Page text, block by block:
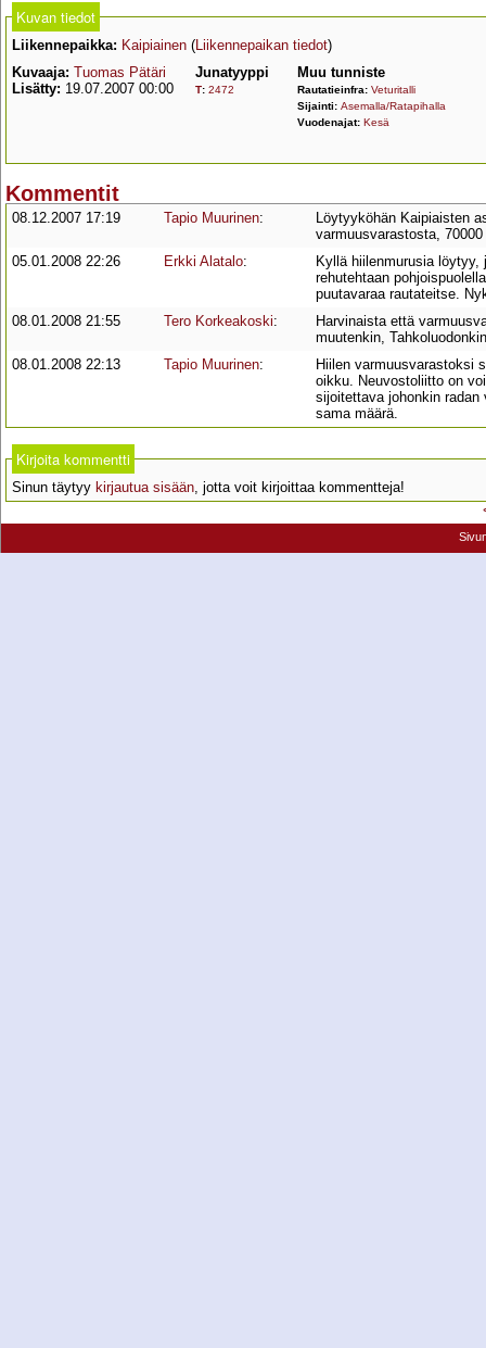
Kuvan tiedot
Liikennepaikka: Kaipiainen (Liikennepaikan tiedot)
Kuvaaja: Tuomas Pätäri
Lisätty: 19.07.2007 00:00
Junatyyppi
T: 2472
Muu tunniste
Rautatieinfra: Veturitalli
Sijainti: Asemalla/Ratapihalla
Vuodenajat: Kesä
Kommentit
08.12.2007 17:19 Tapio Muurinen:
Löytyyköhän Kaipiaisten
varmuusvarastosta,
05.01.2008 22:26
Erkki Alatalo:
Kyllä hiilenmurusia
rehutehtaan
puutavaraa rautateitse.
08.01.2008 21:55
Tero Korkeakoski:
Harvinaista että
muutenkin,
08.01.2008 22:13
Tapio Muurinen:
Hiilen varmuusvarastoksi
oikku. Neuvostoliitto on
sijoitettava johonkin
sama määrä.
Kirjoita kommentti
Sinun täytyy kirjautua sisään, jotta voit kirjoittaa kommentteja!